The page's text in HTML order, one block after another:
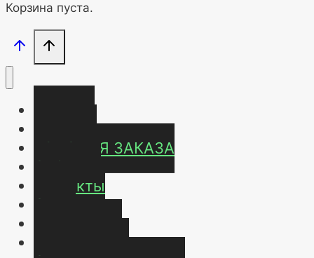
Корзина пуста.
УСЛОВИЯ ЗАКАЗА
ОТЗЫВЫ
Контакты
О нас